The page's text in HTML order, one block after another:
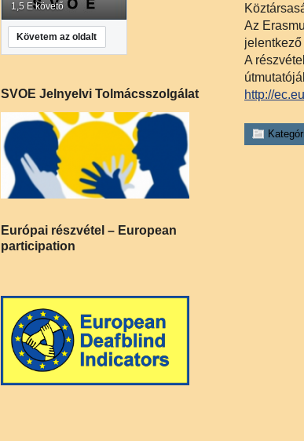
Az
A
http://
1,5 E követő
Követem az oldalt
SVOE Jelnyelvi Tolmácsszolgálat
Európai részvétel – European
participation